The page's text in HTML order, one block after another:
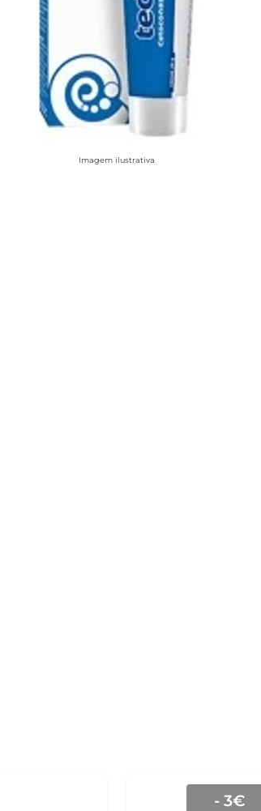
Imagem ilustrativa
- 3€